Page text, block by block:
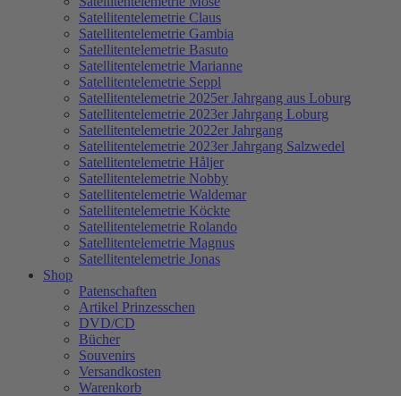
Satellitentelemetrie Claus
Satellitentelemetrie Gambia
Satellitentelemetrie Basuto
Satellitentelemetrie Marianne
Satellitentelemetrie Seppl
Satellitentelemetrie 2025er Jahrgang aus Loburg
Satellitentelemetrie 2023er Jahrgang Loburg
Satellitentelemetrie 2022er Jahrgang
Satellitentelemetrie 2023er Jahrgang Salzwedel
Satellitentelemetrie Håljer
Satellitentelemetrie Nobby
Satellitentelemetrie Waldemar
Satellitentelemetrie Köckte
Satellitentelemetrie Rolando
Satellitentelemetrie Magnus
Satellitentelemetrie Jonas
Shop
Patenschaften
Artikel Prinzesschen
DVD/CD
Bücher
Souvenirs
Versandkosten
Warenkorb